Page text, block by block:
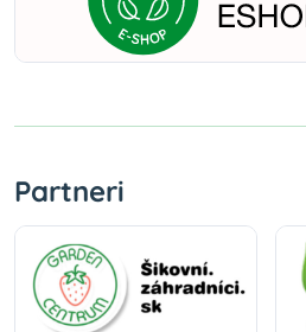
Partneri